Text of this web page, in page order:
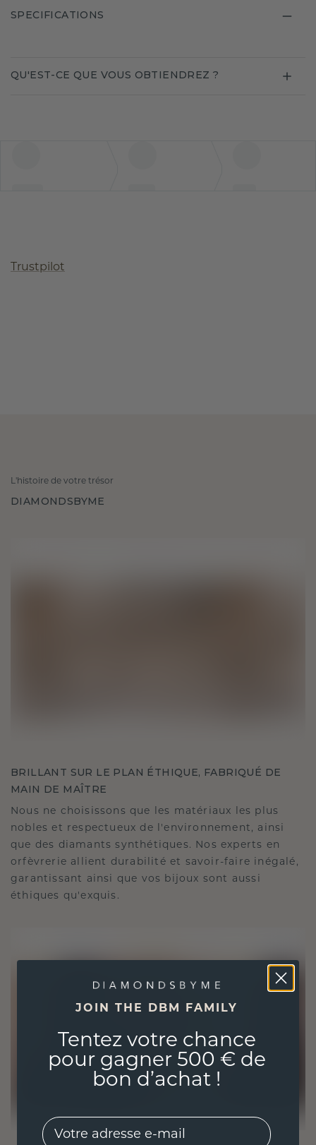
SPECIFICATIONS
QU'EST-CE QUE VOUS OBTIENDREZ ?
Trustpilot
L'histoire de votre trésor
DIAMONDSBYME
BRILLANT SUR LE PLAN ÉTHIQUE, FABRIQUÉ DE
MAIN DE MAÎTRE
Nous ne choisissons que les matériaux les plus
nobles et respectueux de l'environnement, ainsi
que des diamants synthétiques. Nos experts en
orfèvrerie allient durabilité et savoir-faire inégalé,
garantissant ainsi que vos bijoux sont aussi
éthiques qu'exquis.
JOIN THE DBM FAMILY
Tentez votre chance
pour gagner 500 € de
bon d’achat !
EMail